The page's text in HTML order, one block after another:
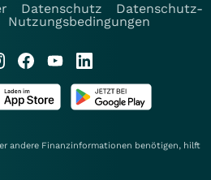
Datenschutz
Datenschutz-
Nutzungsbedingungen
andere Finanzinformationen benötigen, hilft